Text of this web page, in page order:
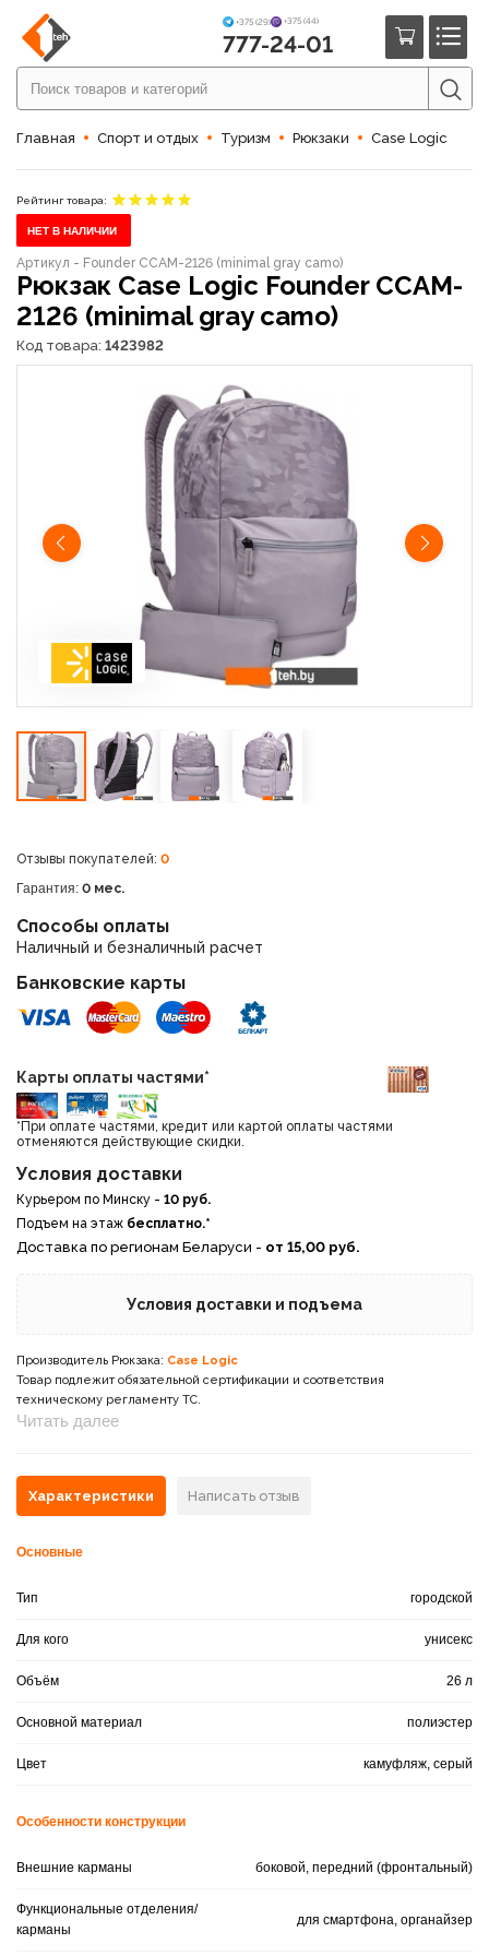
+375 (29) +375 (44)
777-24-01
Главная Спорт и отдых Туризм Рюкзаки Case Logic
Рейтинг товара:
НЕТ В НАЛИЧИИ
Артикул - Founder CCAM-2126 (minimal gray сamo)
Рюкзак Case Logic Founder CCAM-
2126 (minimal gray сamo)
Код товара: 1423982
Отзывы покупателей: 0
Гарантия: 0 мес.
Способы оплаты
Наличный и безналичный расчет
Банковские карты
Карты оплаты частями*
*При оплате частями, кредит или картой оплаты частями
отменяются действующие скидки.
Условия доставки
Курьером по Минску - 10 руб.
Подъем на этаж бесплатно.*
Доставка по регионам Беларуси - от 15,00 руб.
Условия доставки и подъема
Производитель Рюкзака: Case Logic
Товар подлежит обязательной сертификации и соответствия
техническому регламенту ТС.
Читать далее
Характеристики Написать отзыв
Основные
Тип городской
Для кого унисекс
Объём 26 л
Основной материал полиэстер
Цвет камуфляж, серый
Особенности конструкции
Внешние карманы боковой, передний (фронтальный)
Функциональные отделения/
карманы
для смартфона, органайзер